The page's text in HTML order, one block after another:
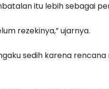
itu lebih sebagai
rezekinya,” ujarnya.
sedih karena